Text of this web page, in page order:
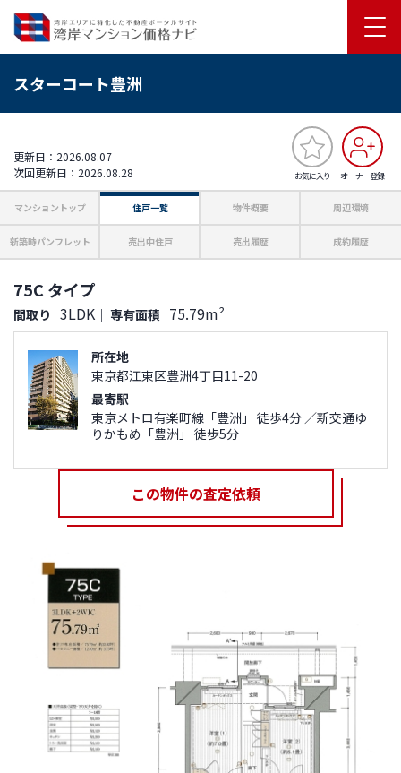
スターコート豊洲
お気に入り オーナー登録
更新日：2026.08.07
次回更新日：2026.08.28
マンショントップ 住戸一覧 物件概要 周辺環境
新築時パンフレット 売出中住戸 売出履歴 成約履歴
75C タイプ
間取り 3LDK ｜ 専有面積 75.79m²
所在地
東京都江東区豊洲4丁目11-20
最寄駅
東京メトロ有楽町線「豊洲」 徒歩4分 ／新交通ゆ
りかもめ「豊洲」 徒歩5分
この物件の査定依頼